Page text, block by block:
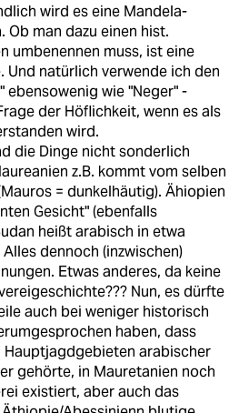
wird es eine Mandela-
Ob man dazu einen hist.
umbenennen muss, ist eine
Und natürlich verwende ich den
ebensowenig wie "Neger" -
der Höflichkeit, wenn es als
wird.
die Dinge nicht sonderlich
z.B. kommt vom selben
= dunkelhäutig). Ähiopien
Gesicht" (ebenfalls
heißt arabisch in etwa
dennoch (inzwischen)
Etwas anderes, da keine
Nun, es dürfte
auch bei weniger historisch
haben, dass
Hauptjagdgebieten arabischer
gehörte, in Mauretanien noch
existiert, aber auch das